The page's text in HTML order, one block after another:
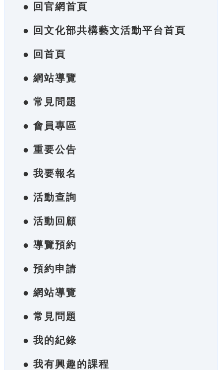
● 回官網首頁
● 回文化部共構藝文活動平台首頁
● 回首頁
● 網站導覽
● 常見問題
● 會員專區
● 重要公告
● 我要報名
● 活動查詢
● 活動回顧
● 導覽預約
● 預約申請
● 網站導覽
● 常見問題
● 我的紀錄
● 我有興趣的課程